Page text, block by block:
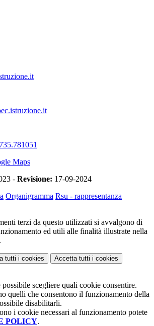
Maps
- Revisione: 17-09-2024
Organigramma Rsu - rappresentanza
terzi da questo utilizzati si avvalgono di
ed utili alle finalità illustrate nella
.
tutti i cookies Accetta tutti i cookies
possibile scegliere quali cookie consentire.
quelli che consentono il funzionamento della
disabilitarli.
i cookie necessari al funzionamento potete
POLICY.